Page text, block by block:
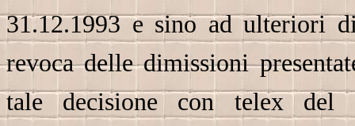
31.12.1993 e sino ad ulteriori
revoca delle dimissioni
tale decisione con telex